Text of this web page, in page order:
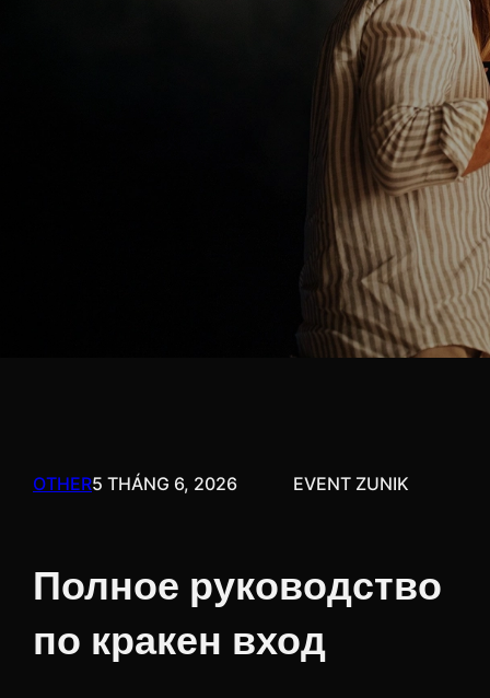
OTHER5 THÁNG 6, 2026 EVENT ZUNIK
Полное руководство
по кракен вход